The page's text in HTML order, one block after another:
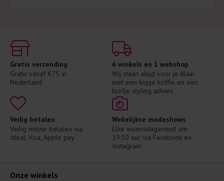
Gratis verzending
Gratis vanaf €75 in
Nederland
6 winkels en 1 webshop
Wij staan altijd voor je klaar
met een kopje koffie en een
toefje styling advies
Veilig betalen
Veilig online betalen via
Ideal, Visa, Apple pay
Wekelijkse modeshows
Elke woensdagavond om
19:30 uur via Facebook en
Instagram
Onze winkels